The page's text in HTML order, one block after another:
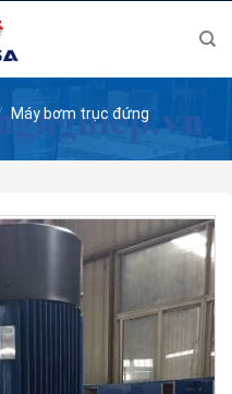
Máy bơm trục đứng